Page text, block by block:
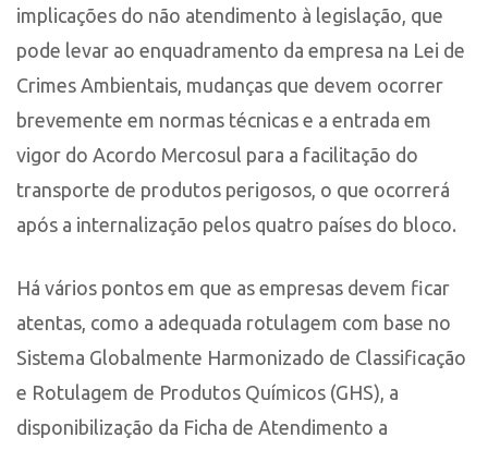
implicações do não atendimento à legislação, que
pode levar ao enquadramento da empresa na Lei de
Crimes Ambientais, mudanças que devem ocorrer
brevemente em normas técnicas e a entrada em
vigor do Acordo Mercosul para a facilitação do
transporte de produtos perigosos, o que ocorrerá
após a internalização pelos quatro países do bloco.
Há vários pontos em que as empresas devem ficar
atentas, como a adequada rotulagem com base no
Sistema Globalmente Harmonizado de Classificação
e Rotulagem de Produtos Químicos (GHS), a
disponibilização da Ficha de Atendimento a